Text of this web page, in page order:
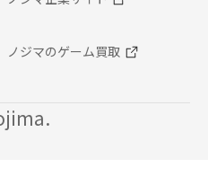
ノジマのゲーム買取